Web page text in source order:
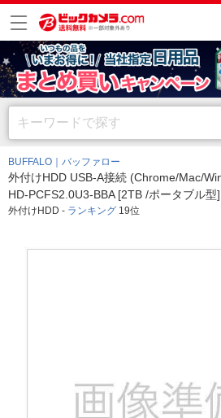
BUFFALO｜バッファロー
外付けHDD USB-A接続 (Chrome/Mac/
HD-PCFS2.0U3-BBA [2TB /ポータブル型]
外付けHDD - ランキング 19位